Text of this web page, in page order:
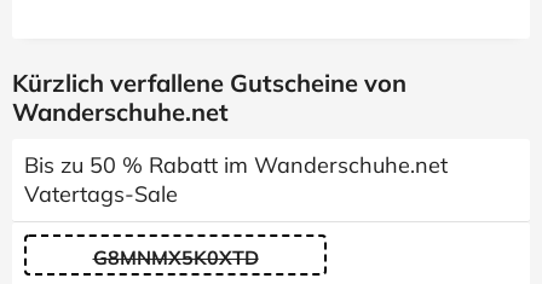
Kürzlich verfallene Gutscheine von
Wanderschuhe.net
Bis zu 50 % Rabatt im Wanderschuhe.net
Vatertags-Sale
G8MNMX5K0XTD